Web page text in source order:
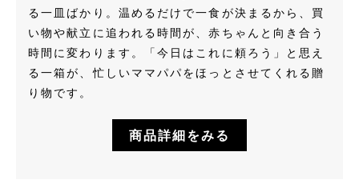
る一皿ばかり。温めるだけで一食が決まるから、買
い物や献立に追われる時間が、赤ちゃんと向き合う
時間に変わります。「今日はこれに頼ろう」と思え
る一箱が、忙しいママパパをほっとさせてくれる贈
り物です。
商品詳細をみる